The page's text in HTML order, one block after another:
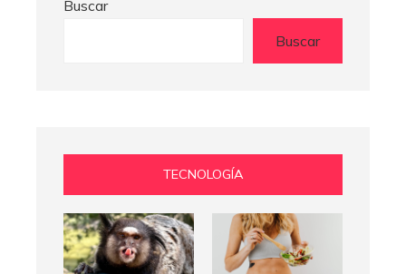
Buscar
Buscar
TECNOLOGÍA